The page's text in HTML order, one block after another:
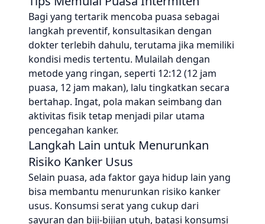
Bagi yang tertarik mencoba puasa sebagai
langkah preventif, konsultasikan dengan
dokter terlebih dahulu, terutama jika memiliki
kondisi medis tertentu. Mulailah dengan
metode yang ringan, seperti 12:12 (12 jam
puasa, 12 jam makan), lalu tingkatkan secara
bertahap. Ingat, pola makan seimbang dan
aktivitas fisik tetap menjadi pilar utama
pencegahan kanker.
Langkah Lain untuk Menurunkan
Risiko Kanker Usus
Selain puasa, ada faktor gaya hidup lain yang
bisa membantu menurunkan risiko kanker
usus. Konsumsi serat yang cukup dari
sayuran dan biji-bijian utuh, batasi konsumsi